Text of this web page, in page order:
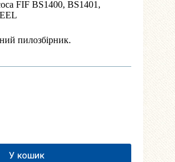
FIF BS1400, BS1401,
пилозбірник.
У кошик